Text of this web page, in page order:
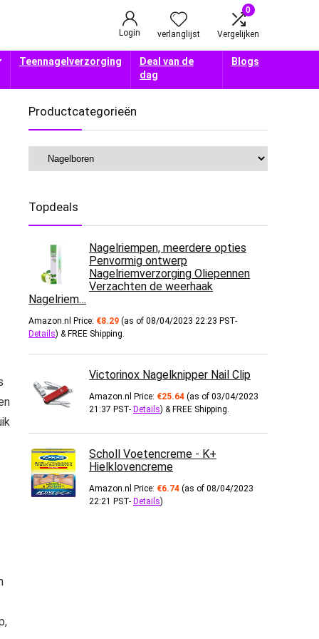
Login verlanglijst
0
Vergelijken
Teennagelverzorging
Deal van de
dag
Blogs
Productcategorieën
Topdeals
Nagelriempen, meerdere opties
Penvormig ontwerp
Nagelriemverzorging Oliepennen
Verzachten de weerhaak
Nagelriem…
Amazon.nl Price: €8.29 (as of 08/04/2023 22:23 PST-
Details) & FREE Shipping.
Victorinox Nagelknipper Nail Clip
Amazon.nl Price: €25.64 (as of 03/04/2023
21:37 PST- Details) & FREE Shipping.
Scholl Voetencreme - K+
Hielklovencreme
Amazon.nl Price: €6.74 (as of 08/04/2023
22:21 PST- Details)